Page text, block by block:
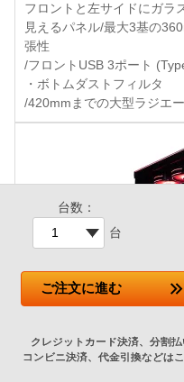
フロントと左サイドにガラ
見えるパネル/最大3基の
張性
/フロントUSB 3ポート
・ボトムダストフィルタ
/420mmまでの大型ラジエ
LianLi O11D EVO
台数：
台
ご注文に進む